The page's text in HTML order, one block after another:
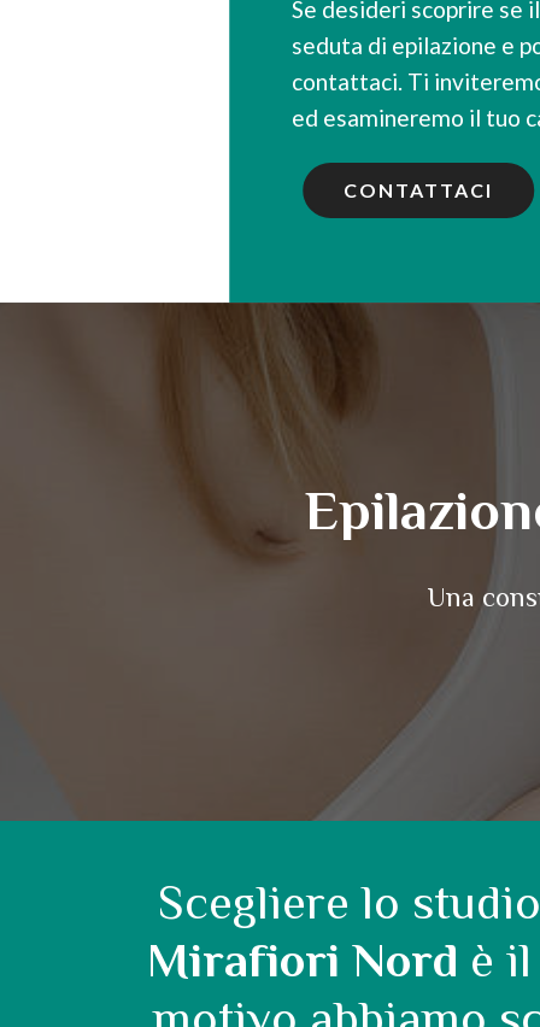
Se desideri scoprire se
seduta di epilazione e
contattaci. Ti
ed esamineremo il tuo
CONTATTACI
Una
Scegliere lo
Mirafiori Nord è